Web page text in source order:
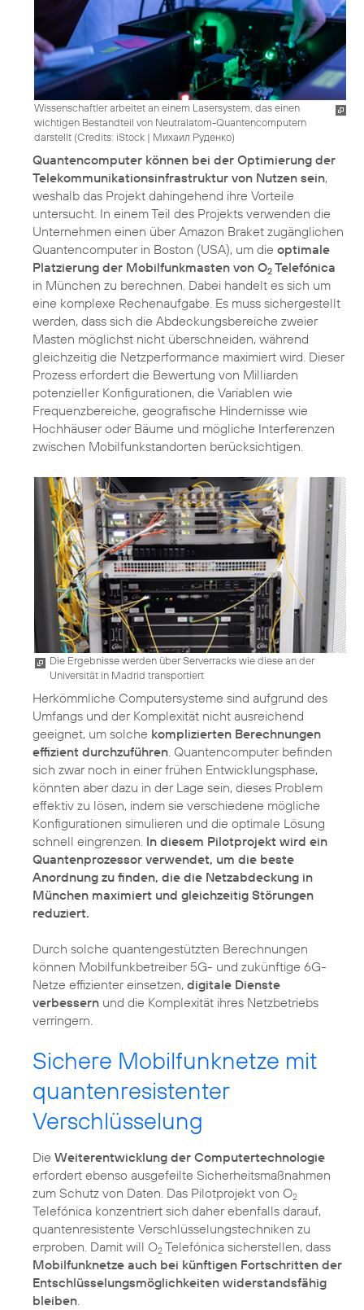
Wissenschaftler arbeitet an einem Lasersystem, das einen
wichtigen Bestandteil von Neutralatom-Quantencomputern
darstellt (Credits: iStock | Михаил Руденко)
Quantencomputer können bei der Optimierung der
Telekommunikationsinfrastruktur von Nutzen sein,
weshalb das Projekt dahingehend ihre Vorteile
untersucht. In einem Teil des Projekts verwenden die
Unternehmen einen über Amazon Braket zugänglichen
Quantencomputer in Boston (USA), um die optimale
Platzierung der Mobilfunkmasten von O2 Telefónica
in München zu berechnen. Dabei handelt es sich um
eine komplexe Rechenaufgabe. Es muss sichergestellt
werden, dass sich die Abdeckungsbereiche zweier
Masten möglichst nicht überschneiden, während
gleichzeitig die Netzperformance maximiert wird. Dieser
Prozess erfordert die Bewertung von Milliarden
potenzieller Konfigurationen, die Variablen wie
Frequenzbereiche, geografische Hindernisse wie
Hochhäuser oder Bäume und mögliche Interferenzen
zwischen Mobilfunkstandorten berücksichtigen.
Die Ergebnisse werden über Serverracks wie diese an der
Universität in Madrid transportiert
Herkömmliche Computersysteme sind aufgrund des
Umfangs und der Komplexität nicht ausreichend
geeignet, um solche komplizierten Berechnungen
effizient durchzuführen. Quantencomputer befinden
sich zwar noch in einer frühen Entwicklungsphase,
könnten aber dazu in der Lage sein, dieses Problem
effektiv zu lösen, indem sie verschiedene mögliche
Konfigurationen simulieren und die optimale Lösung
schnell eingrenzen. In diesem Pilotprojekt wird ein
Quantenprozessor verwendet, um die beste
Anordnung zu finden, die die Netzabdeckung in
München maximiert und gleichzeitig Störungen
reduziert.
Durch solche quantengestützten Berechnungen
können Mobilfunkbetreiber 5G- und zukünftige 6G-
Netze effizienter einsetzen, digitale Dienste
verbessern und die Komplexität ihres Netzbetriebs
verringern.
Sichere Mobilfunknetze mit
quantenresistenter
Verschlüsselung
Die Weiterentwicklung der Computertechnologie
erfordert ebenso ausgefeilte Sicherheitsmaßnahmen
zum Schutz von Daten. Das Pilotprojekt von O2
Telefónica konzentriert sich daher ebenfalls darauf,
quantenresistente Verschlüsselungstechniken zu
erproben. Damit will O2 Telefónica sicherstellen, dass
Mobilfunknetze auch bei künftigen Fortschritten der
Entschlüsselungsmöglichkeiten widerstandsfähig
bleiben.